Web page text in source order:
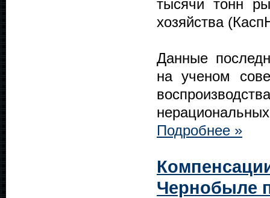
тысячи тонн
хозяйства
Данные
на ученом
Подробнее »
Чернобыле